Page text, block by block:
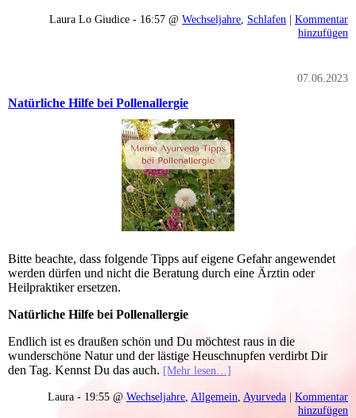
Laura Lo Giudice - 16:57 @ Wechseljahre Schlafen | Kommentar
hinzufügen
07.06.2023
Natürliche Hilfe bei Pollenallergie
Bitte beachte, dass folgende Tipps auf eigene Gefahr angewendet
werden dürfen und nicht die Beratung durch eine Ärztin oder
Heilpraktiker ersetzen.
Natürliche Hilfe bei Pollenallergie
Endlich ist es draußen schön und Du möchtest raus in die
wunderschöne Natur und der lästige Heuschnupfen verdirbt Dir
den Tag. Kennst Du das auch. [Mehr lesen…]
Laura - 19:55 @ Wechseljahre, Allgemein, Ayurveda | Kommentar
hinzufügen